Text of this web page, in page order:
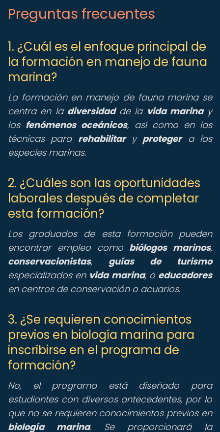
Preguntas frecuentes
1. ¿Cuál es el enfoque principal de
la formación en manejo de fauna
marina?
La formación en manejo de fauna marina se
centra en la diversidadde la vida marinay
los fenómenos oceánicos, así como en las
técnicas para rehabilitary protegera las
especies marinas.
2. ¿Cuáles son las oportunidades
laborales después de completar
esta formación?
Los graduados de esta formación pueden
encontrar empleo como biólogos marinos,
conservacionistas, guías de turismo
especializados en vida marina, o educadores
en centros de conservación o acuarios.
3. ¿Se requieren conocimientos
previos en biología marina para
inscribirse en el programa de
formación?
No, el programa está diseñado para
estudiantes con diversos antecedentes, por lo
que no se requieren conocimientos previos en
biología marina. Se proporcionará la